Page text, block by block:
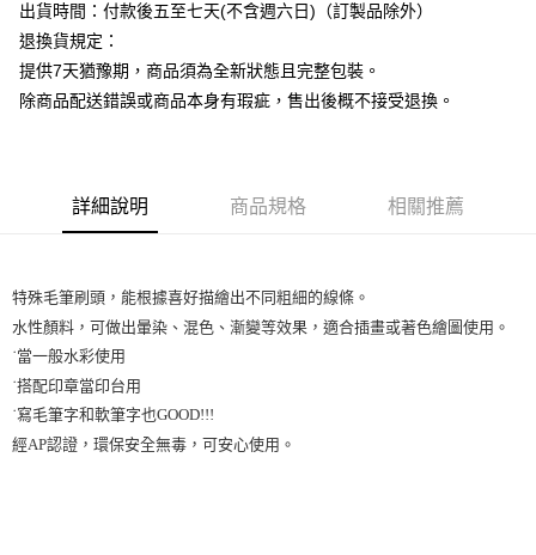
每筆NT$130，滿NT$2,500(含以上)免運費
出貨時間：付款後五至七天(不含週六日)（訂製品除外）
退換貨規定：
提供7天猶豫期，商品須為全新狀態且完整包裝。
除商品配送錯誤或商品本身有瑕疵，售出後概不接受退換。
詳細說明 商品規格 相關推薦
特殊毛筆刷頭，能根據喜好描繪出不同粗細的線條。
水性顏料，可做出暈染、混色、漸變等效果，適合插畫或著色繪圖使用。
˙當一般水彩使用
˙搭配印章當印台用
˙寫毛筆字和軟筆字也GOOD!!!
經AP認證，環保安全無毒，可安心使用。